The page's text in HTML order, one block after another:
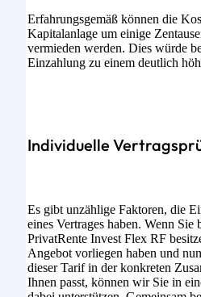
Erfahrungsgemäß können die
Kapitalanlage um einige
vermieden werden. Dies würde
Einzahlung zu einem deutlich
Individuelle
Es gibt unzählige Faktoren, die
eines Vertrages haben. Wenn Sie
PrivatRente Invest Flex RF
Angebot vorliegen haben und
dieser Tarif in der konkreten
Ihnen passt, können wir Sie in